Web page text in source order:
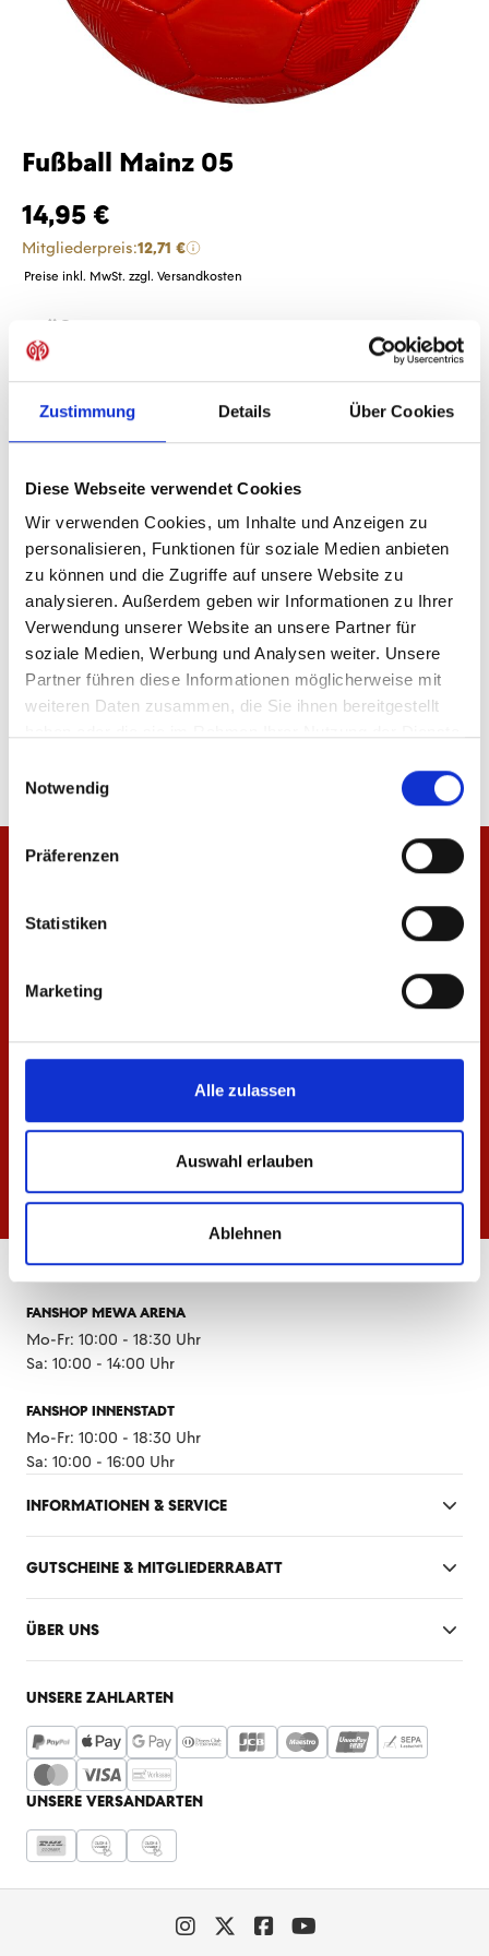
Zustimmung Details Über Cookies
Diese Webseite verwendet Cookies
Wir verwenden Cookies, um Inhalte und Anzeigen zu
personalisieren, Funktionen für soziale Medien anbieten
zu können und die Zugriffe auf unsere Website zu
analysieren. Außerdem geben wir Informationen zu Ihrer
Verwendung unserer Website an unsere Partner für
soziale Medien, Werbung und Analysen weiter. Unsere
Partner führen diese Informationen möglicherweise mit
weiteren Daten zusammen, die Sie ihnen bereitgestellt
Notwendig
Präferenzen
Statistiken
Marketing
Alle zulassen
Auswahl erlauben
Ablehnen
Fußball Mainz 05
14,95 €
Mitgliederpreis:12,71 €
Preise inkl. MwSt. zzgl. Versandkosten
Größe
auswählen
Produkt Anzahl: Gib den gewünschten
IN DEN WARENKORB
Produktdetails
FANSHOP MEWA ARENA
Mo-Fr: 10:00 - 18:30 Uhr
Sa: 10:00 - 14:00 Uhr
FANSHOP INNENSTADT
Mo-Fr: 10:00 - 18:30 Uhr
Sa: 10:00 - 16:00 Uhr
INFORMATIONEN & SERVICE
GUTSCHEINE & MITGLIEDERRABATT
ÜBER UNS
UNSERE ZAHLARTEN
UNSERE VERSANDARTEN